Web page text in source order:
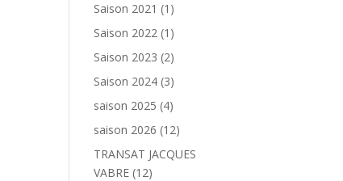
Saison 2021 (1)
Saison 2022 (1)
Saison 2023 (2)
Saison 2024 (3)
saison 2025 (4)
saison 2026 (12)
TRANSAT JACQUES
VABRE (12)